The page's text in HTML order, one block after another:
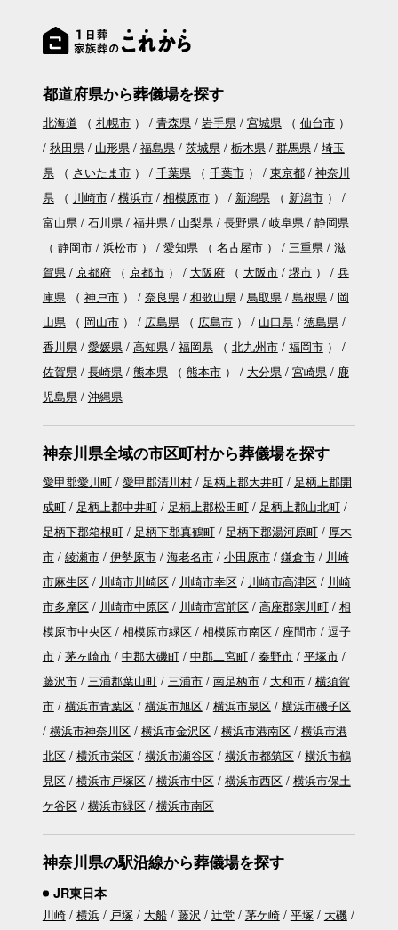
都道府県から葬儀場を探す
北海道 （ 札幌市） 青森県 岩手県 宮城県（ 仙台市）
秋田県
山形県 福島県 茨城県 栃木県 群馬県
埼玉
県（ さいたま市） 千葉県（ 千葉市） 東京都
神奈川
県（ 川崎市 横浜市 相模原市） 新潟県（ 新潟市）
富山県
石川県 福井県 山梨県 長野県 岐阜県
静岡県
（ 静岡市 浜松市） 愛知県（ 名古屋市） 三重県
滋
賀県
京都府（ 京都市） 大阪府（ 大阪市 堺市）
兵
庫県（ 神戸市） 奈良県 和歌山県 鳥取県 島根県
岡
山県（ 岡山市） 広島県（ 広島市） 山口県
徳島県
香川県
愛媛県 高知県 福岡県（ 北九州市 福岡市）
佐賀県
長崎県 熊本県（ 熊本市） 大分県 宮崎県
鹿
児島県
沖縄県
神奈川県全域の市区町村から葬儀場を探す
愛甲郡愛川町 愛甲郡清川村 足柄上郡大井町
足柄上郡開
成町
足柄上郡中井町 足柄上郡松田町
足柄上郡山北町
足柄下郡箱根町
足柄下郡真鶴町 足柄下郡湯河原町
厚木
市
綾瀬市 伊勢原市 海老名市 小田原市 鎌倉市
川崎
市麻生区
川崎市川崎区 川崎市幸区 川崎市高津区
川崎
市多摩区
川崎市中原区 川崎市宮前区 高座郡寒川町
相
模原市中央区
相模原市緑区 相模原市南区 座間市
逗子
市
茅ヶ崎市 中郡大磯町 中郡二宮町 秦野市
平塚市
藤沢市
三浦郡葉山町 三浦市 南足柄市 大和市
横須賀
市
横浜市青葉区 横浜市旭区 横浜市泉区
横浜市磯子区
横浜市神奈川区
横浜市金沢区 横浜市港南区
横浜市港
北区
横浜市栄区 横浜市瀬谷区 横浜市都筑区
横浜市鶴
見区
横浜市戸塚区 横浜市中区 横浜市西区
横浜市保土
ケ谷区
横浜市緑区 横浜市南区
神奈川県の駅沿線から葬儀場を探す
JR東日本
川崎 横浜 戸塚 大船 藤沢 辻堂 茅ケ崎 平塚
大磯